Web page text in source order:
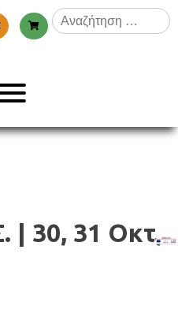
Αναζήτηση
για:
| 30, 31 Οκτ,